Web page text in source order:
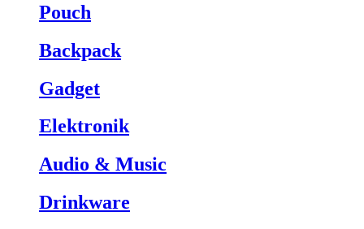
Pouch
Backpack
Gadget
Elektronik
Audio & Music
Drinkware